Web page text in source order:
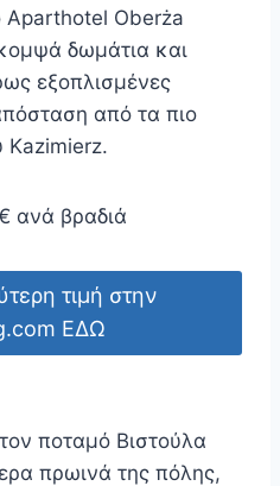
Aparthotel Oberża
δωμάτια και
εξοπλισμένες
από τα πιο
Kazimierz.
ανά βραδιά
τιμή στην
ΕΔΩ
ποταμό Βιστούλα
πρωινά της πόλης,